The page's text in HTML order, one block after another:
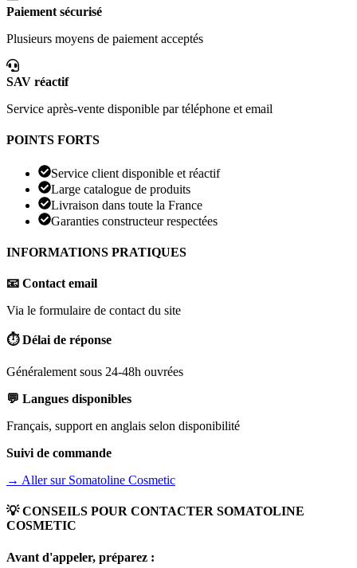
Paiement sécurisé
Plusieurs moyens de paiement acceptés
SAV réactif
Service après-vente disponible par téléphone et email
POINTS FORTS
Service client disponible et réactif
Large catalogue de produits
Livraison dans toute la France
Garanties constructeur respectées
INFORMATIONS PRATIQUES
📧 Contact email
Via le formulaire de contact du site
⏱️ Délai de réponse
Généralement sous 24-48h ouvrées
💬 Langues disponibles
Français, support en anglais selon disponibilité
Suivi de commande
→ Aller sur Somatoline Cosmetic
💡 CONSEILS POUR CONTACTER SOMATOLINE
COSMETIC
Avant d'appeler, préparez :